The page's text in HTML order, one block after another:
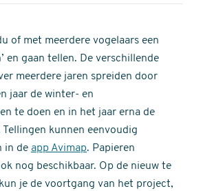
of met meerdere vogelaars een
en gaan tellen. De verschillende
meerdere jaren spreiden door
jaar de winter- en
te doen en in het jaar erna de
kunnen eenvoudig
in de app Avimap. Papieren
nog beschikbaar. Op de nieuw te
je de voortgang van het project,